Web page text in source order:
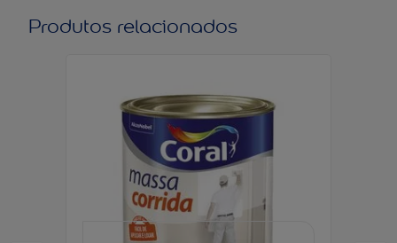
Produtos relacionados